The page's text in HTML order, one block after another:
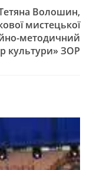
Волошин,
мистецької
методичний
культури» ЗОР